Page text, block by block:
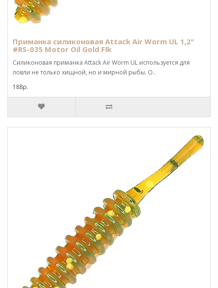
Приманка силиконовая Attack Air Worm UL 1,2"
#RS-035 Motor Oil Gold Flk
Силиконовая приманка Attack Air Worm UL используется для
ловли не только хищной, но и мирной рыбы. О..
188р.